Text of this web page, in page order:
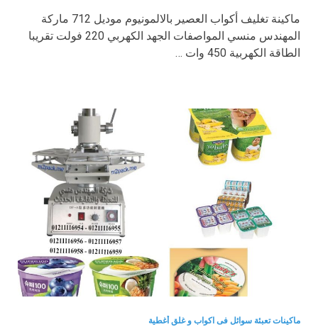
ماكينة تغليف أكواب العصير بالالمونيوم موديل 712 ماركة
المهندس منسي المواصفات الجهد الكهربي 220 فولت تقريبا
الطاقة الكهربية 450 وات …
ماكينات تعبئة سوائل فى اكواب و غلق أغطية